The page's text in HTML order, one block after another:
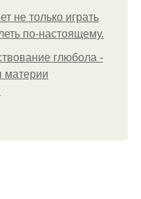
не только играть
по-настоящему.
глюбола -